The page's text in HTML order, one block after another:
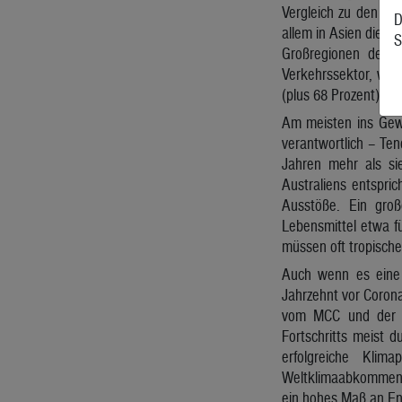
Vergleich zu den
allem in Asien die
Großregionen der
Verkehrssektor, wo
(plus 68 Prozent).
Am meisten ins
verantwortlich –
Jahren mehr als
Australiens
Ausstöße. Ein
Lebensmittel etwa
müssen oft
Auch wenn es
Jahrzehnt vor
vom MCC und der
Fortschritts meist
erfolgreiche
ein hohes Maß an